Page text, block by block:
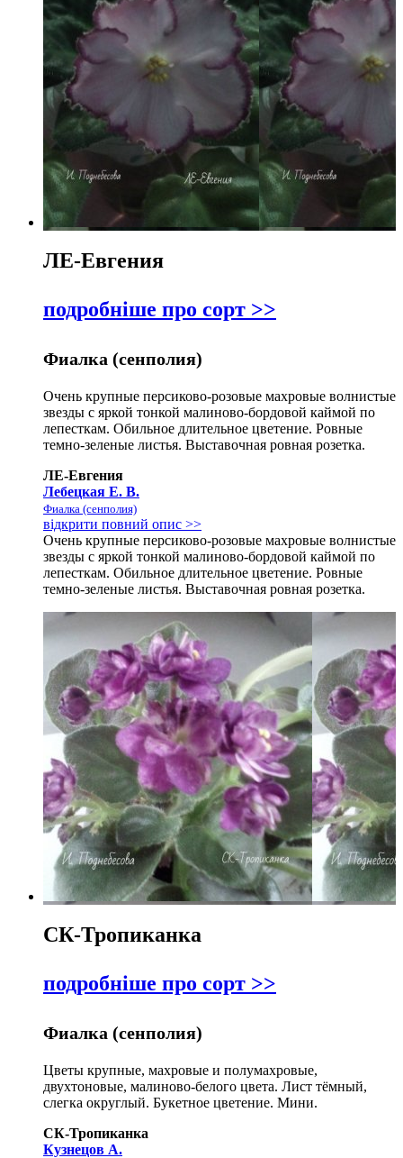
ЛЕ-Евгения
подробніше про сорт >>
Фиалка (сенполия)
Очень крупные персиково-розовые махровые волнистые
звезды с яркой тонкой малиново-бордовой каймой по
лепесткам. Обильное длительное цветение. Ровные
темно-зеленые листья. Выставочная ровная розетка.
ЛЕ-Евгения
Лебецкая Е. В.
Фиалка (сенполия)
відкрити повний опис >>
Очень крупные персиково-розовые махровые волнистые
звезды с яркой тонкой малиново-бордовой каймой по
лепесткам. Обильное длительное цветение. Ровные
темно-зеленые листья. Выставочная ровная розетка.
СК-Тропиканка
подробніше про сорт >>
Фиалка (сенполия)
Цветы крупные, махровые и полумахровые,
двухтоновые, малиново-белого цвета. Лист тёмный,
слегка округлый. Букетное цветение. Мини.
СК-Тропиканка
Кузнецов А.